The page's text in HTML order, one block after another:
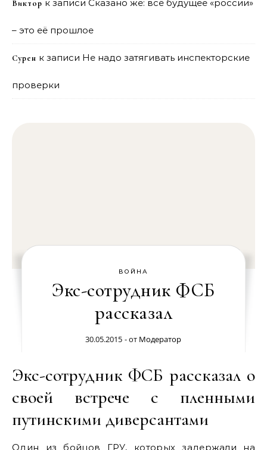
Виктор к записи Сказано же: всё будущее «россии»
– это её прошлое
Сурен к записи Не надо затягивать инспекторские
проверки
ВОЙНА
Экс-сотрудник ФСБ
рассказал
30.05.2015 - от Модератор
Экс-сотрудник ФСБ рассказал о
своей встрече с пленными
путинскими диверсантами
Один из бойцов ГРУ, которых задержали на